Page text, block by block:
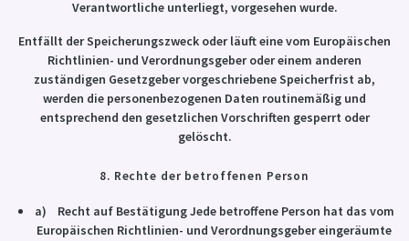
Verantwortliche unterliegt, vorgesehen wurde.
Entfällt der Speicherungszweck oder läuft eine vom Europäischen
Richtlinien- und Verordnungsgeber oder einem anderen
zuständigen Gesetzgeber vorgeschriebene Speicherfrist ab,
werden die personenbezogenen Daten routinemäßig und
entsprechend den gesetzlichen Vorschriften gesperrt oder
gelöscht.
8. Rechte der betroffenen Person
a) Recht auf Bestätigung Jede betroffene Person hat das vom
Europäischen Richtlinien- und Verordnungsgeber eingeräumte